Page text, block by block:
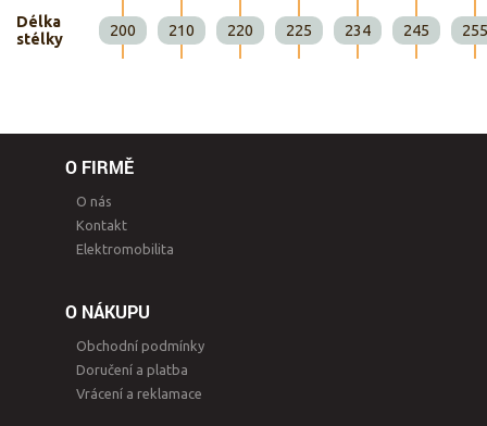
Délka
stélky
200 210 220 225 234 245 255
O FIRMĚ
O nás
Kontakt
Elektromobilita
O NÁKUPU
Obchodní podmínky
Doručení a platba
Vrácení a reklamace